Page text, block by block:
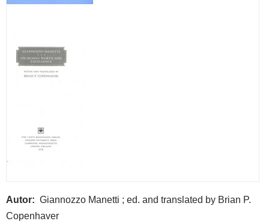
Autor
Giannozzo Manetti ; ed. and translated by Brian P.
Copenhaver